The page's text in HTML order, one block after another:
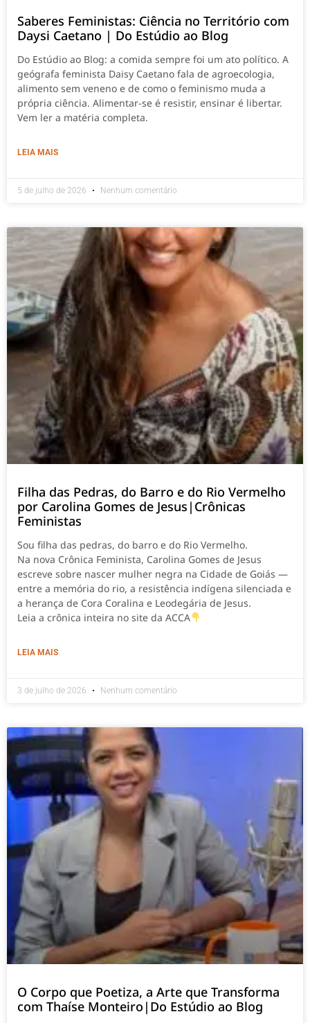
Saberes Feministas: Ciência no Território com
Daysi Caetano | Do Estúdio ao Blog
Do Estúdio ao Blog: a comida sempre foi um ato político. A
geógrafa feminista Daisy Caetano fala de agroecologia,
alimento sem veneno e de como o feminismo muda a
própria ciência. Alimentar-se é resistir, ensinar é libertar.
Vem ler a matéria completa.
LEIA MAIS
5 de julho de 2026 Nenhum comentário
Filha das Pedras, do Barro e do Rio Vermelho
por Carolina Gomes de Jesus|Crônicas
Feministas
Sou filha das pedras, do barro e do Rio Vermelho.
Na nova Crônica Feminista, Carolina Gomes de Jesus
escreve sobre nascer mulher negra na Cidade de Goiás —
entre a memória do rio, a resistência indígena silenciada e
a herança de Cora Coralina e Leodegária de Jesus.
Leia a crônica inteira no site da ACCA
LEIA MAIS
3 de julho de 2026 Nenhum comentário
O Corpo que Poetiza, a Arte que Transforma
com Thaíse Monteiro|Do Estúdio ao Blog